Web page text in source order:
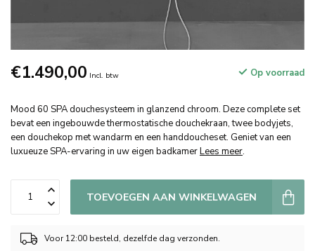
€1.490,00 Incl. btw Op voorraad
Mood 60 SPA douchesysteem in glanzend chroom. Deze complete set
bevat een ingebouwde thermostatische douchekraan, twee bodyjets,
een douchekop met wandarm en een handdoucheset. Geniet van een
luxueuze SPA-ervaring in uw eigen badkamerLees meer.
TOEVOEGEN AAN WINKELWAGEN
Voor 12:00 besteld, dezelfde dag verzonden.